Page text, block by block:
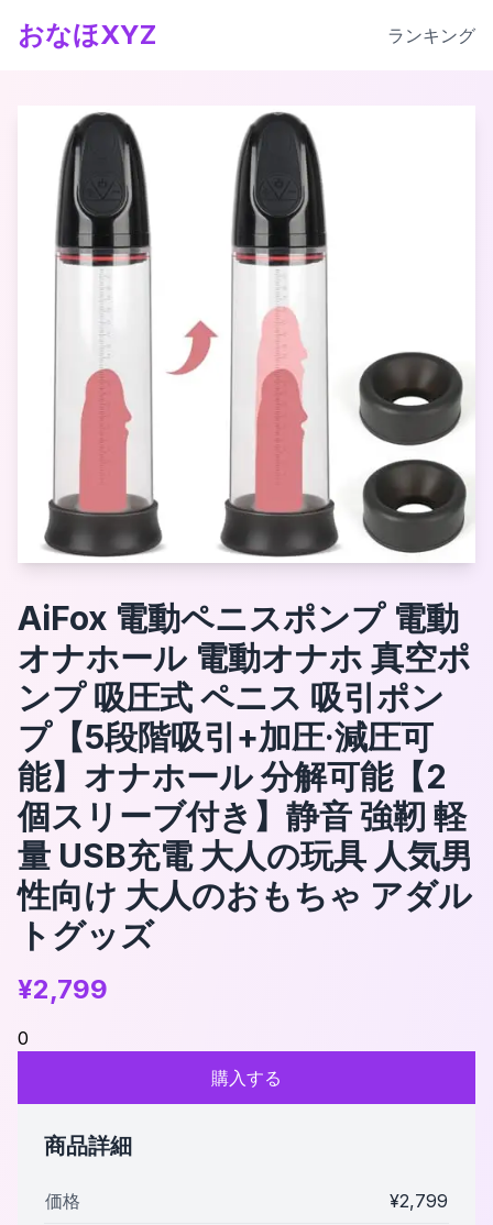
おなほXYZ ランキング
AiFox 電動ペニスポンプ 電動
オナホール 電動オナホ 真空ポ
ンプ 吸圧式 ペニス 吸引ポン
プ【5段階吸引+加圧·減圧可
能】オナホール 分解可能【2
個スリーブ付き】静音 強靭 軽
量 USB充電 大人の玩具 人気男
性向け 大人のおもちゃ アダル
トグッズ
¥2,799
0
購入する
商品詳細
価格 ¥2,799